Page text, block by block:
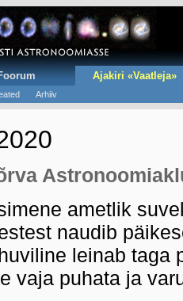
Ajakiri «Vaatleja»
Arhiiv
ametlik
naudib
leinab taga
vaja puhata ja